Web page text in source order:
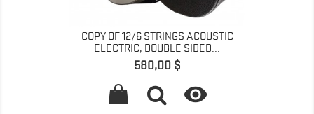
COPY OF 12/6 STRINGS ACOUSTIC
ELECTRIC, DOUBLE SIDED...
Preis
580,00 $
